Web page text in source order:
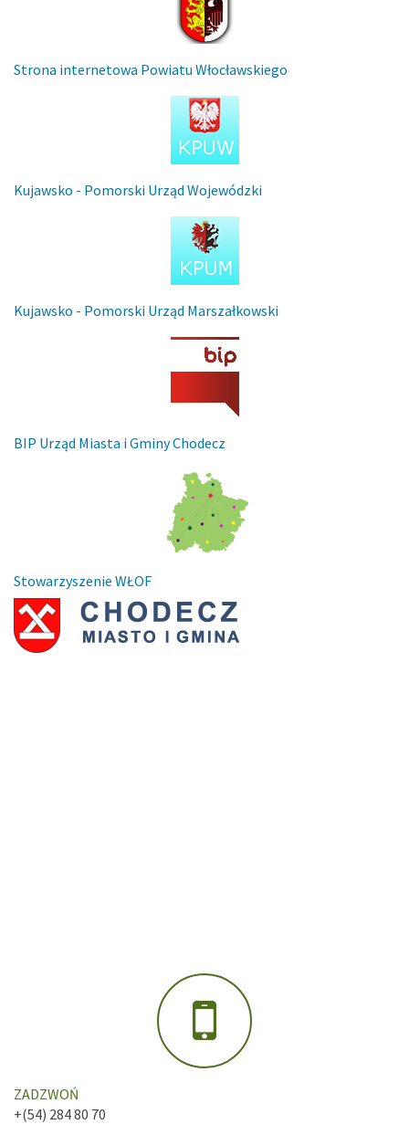
Strona internetowa Powiatu Włocławskiego
Kujawsko - Pomorski Urząd Wojewódzki
Kujawsko - Pomorski Urząd Marszałkowski
BIP Urząd Miasta i Gminy Chodecz
Stowarzyszenie WŁOF
ZADZWOŃ
+(54) 284 80 70